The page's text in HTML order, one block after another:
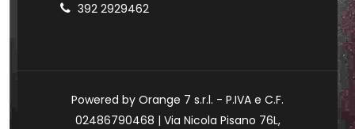
392 2929462
Powered by Orange 7 s.r.l. - P.IVA e C.F.
02486790468 | Via Nicola Pisano 76L,